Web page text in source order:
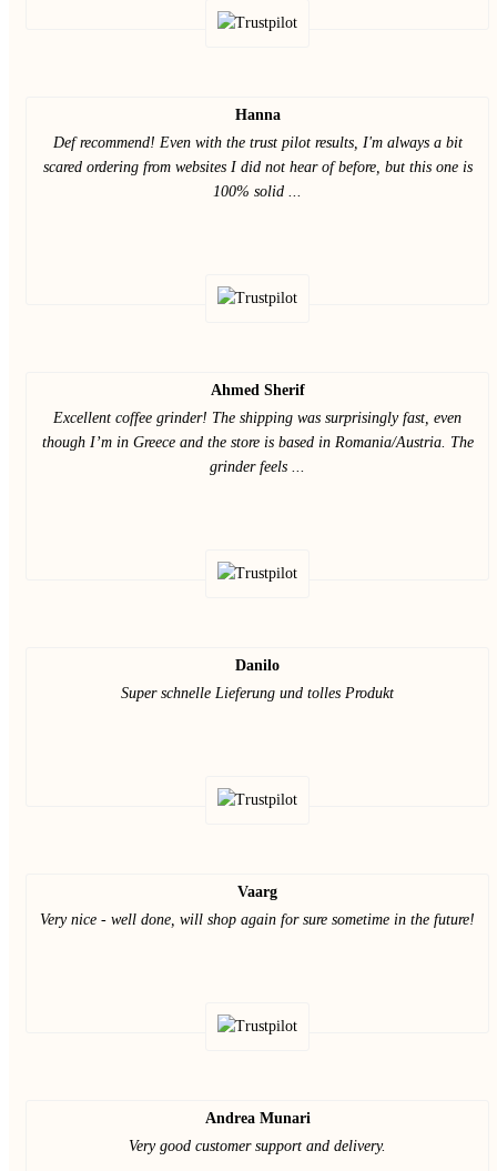
Hanna
Def recommend! Even with the trust pilot results, I'm always a bit
scared ordering from websites I did not hear of before, but this one is
100% solid ...
Ahmed Sherif
Excellent coffee grinder! The shipping was surprisingly fast, even
though I’m in Greece and the store is based in Romania/Austria. The
grinder feels ...
Danilo
Super schnelle Lieferung und tolles Produkt
Vaarg
Very nice - well done, will shop again for sure sometime in the future!
Andrea Munari
Very good customer support and delivery.